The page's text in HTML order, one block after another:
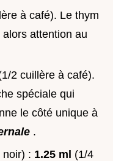
à café). Le thym
attention au
2 cuillère à café).
spéciale qui
le côté unique à
.
noir) : 1.25 ml (1/4